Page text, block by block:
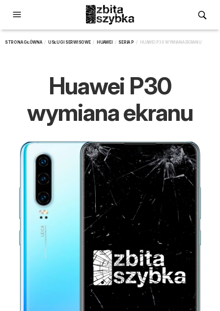
STRONA GŁÓWNA/ USŁUGI SERWISOWE/ HUAWEI / SERIA P / HUAWEI P30 WYMIANA EKRANU
Huawei P30
wymiana ekranu